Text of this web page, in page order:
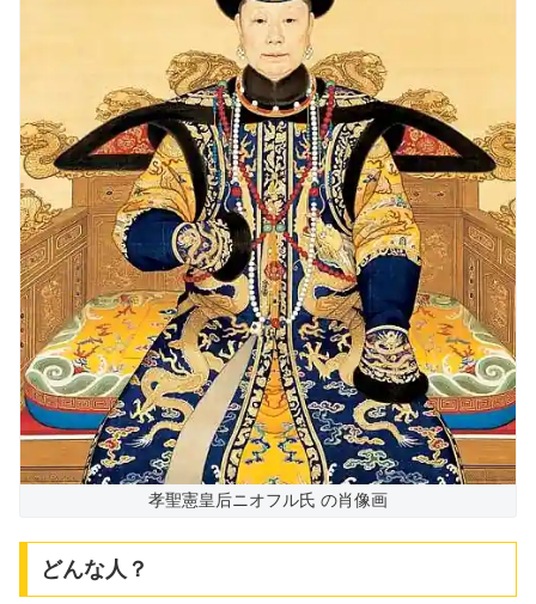
孝聖憲皇后ニオフル氏 の肖像画
どんな人？